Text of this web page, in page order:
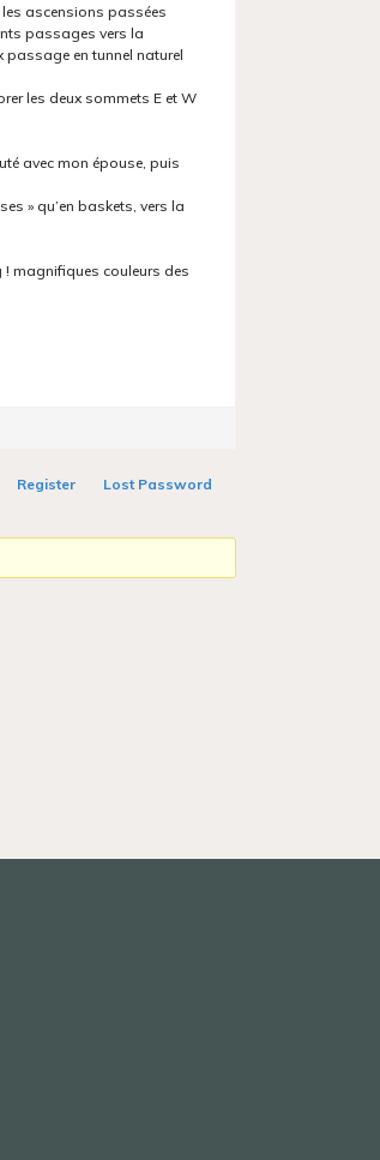
ascensions passées
passages vers la
passage en tunnel naturel
les deux sommets E et W
avec mon épouse, puis
» qu’en baskets, vers la
! magnifiques couleurs des
Register
Lost Password